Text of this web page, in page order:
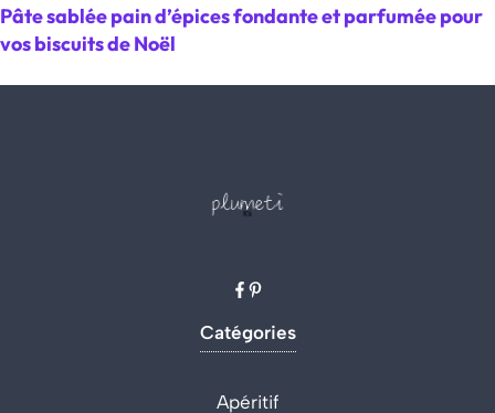
Pâte sablée pain d’épices fondante et parfumée pour
vos biscuits de Noël
Catégories
Apéritif